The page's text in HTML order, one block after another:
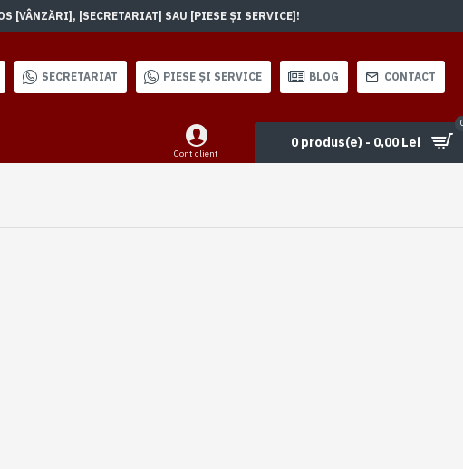
[VÂNZĂRI], [SECRETARIAT] SAU [PIESE ȘI SERVICE]!
SECRETARIAT PIESE ȘI SERVICE BLOG CONTACT
Cont client
0 produs(e) - 0,00 Lei